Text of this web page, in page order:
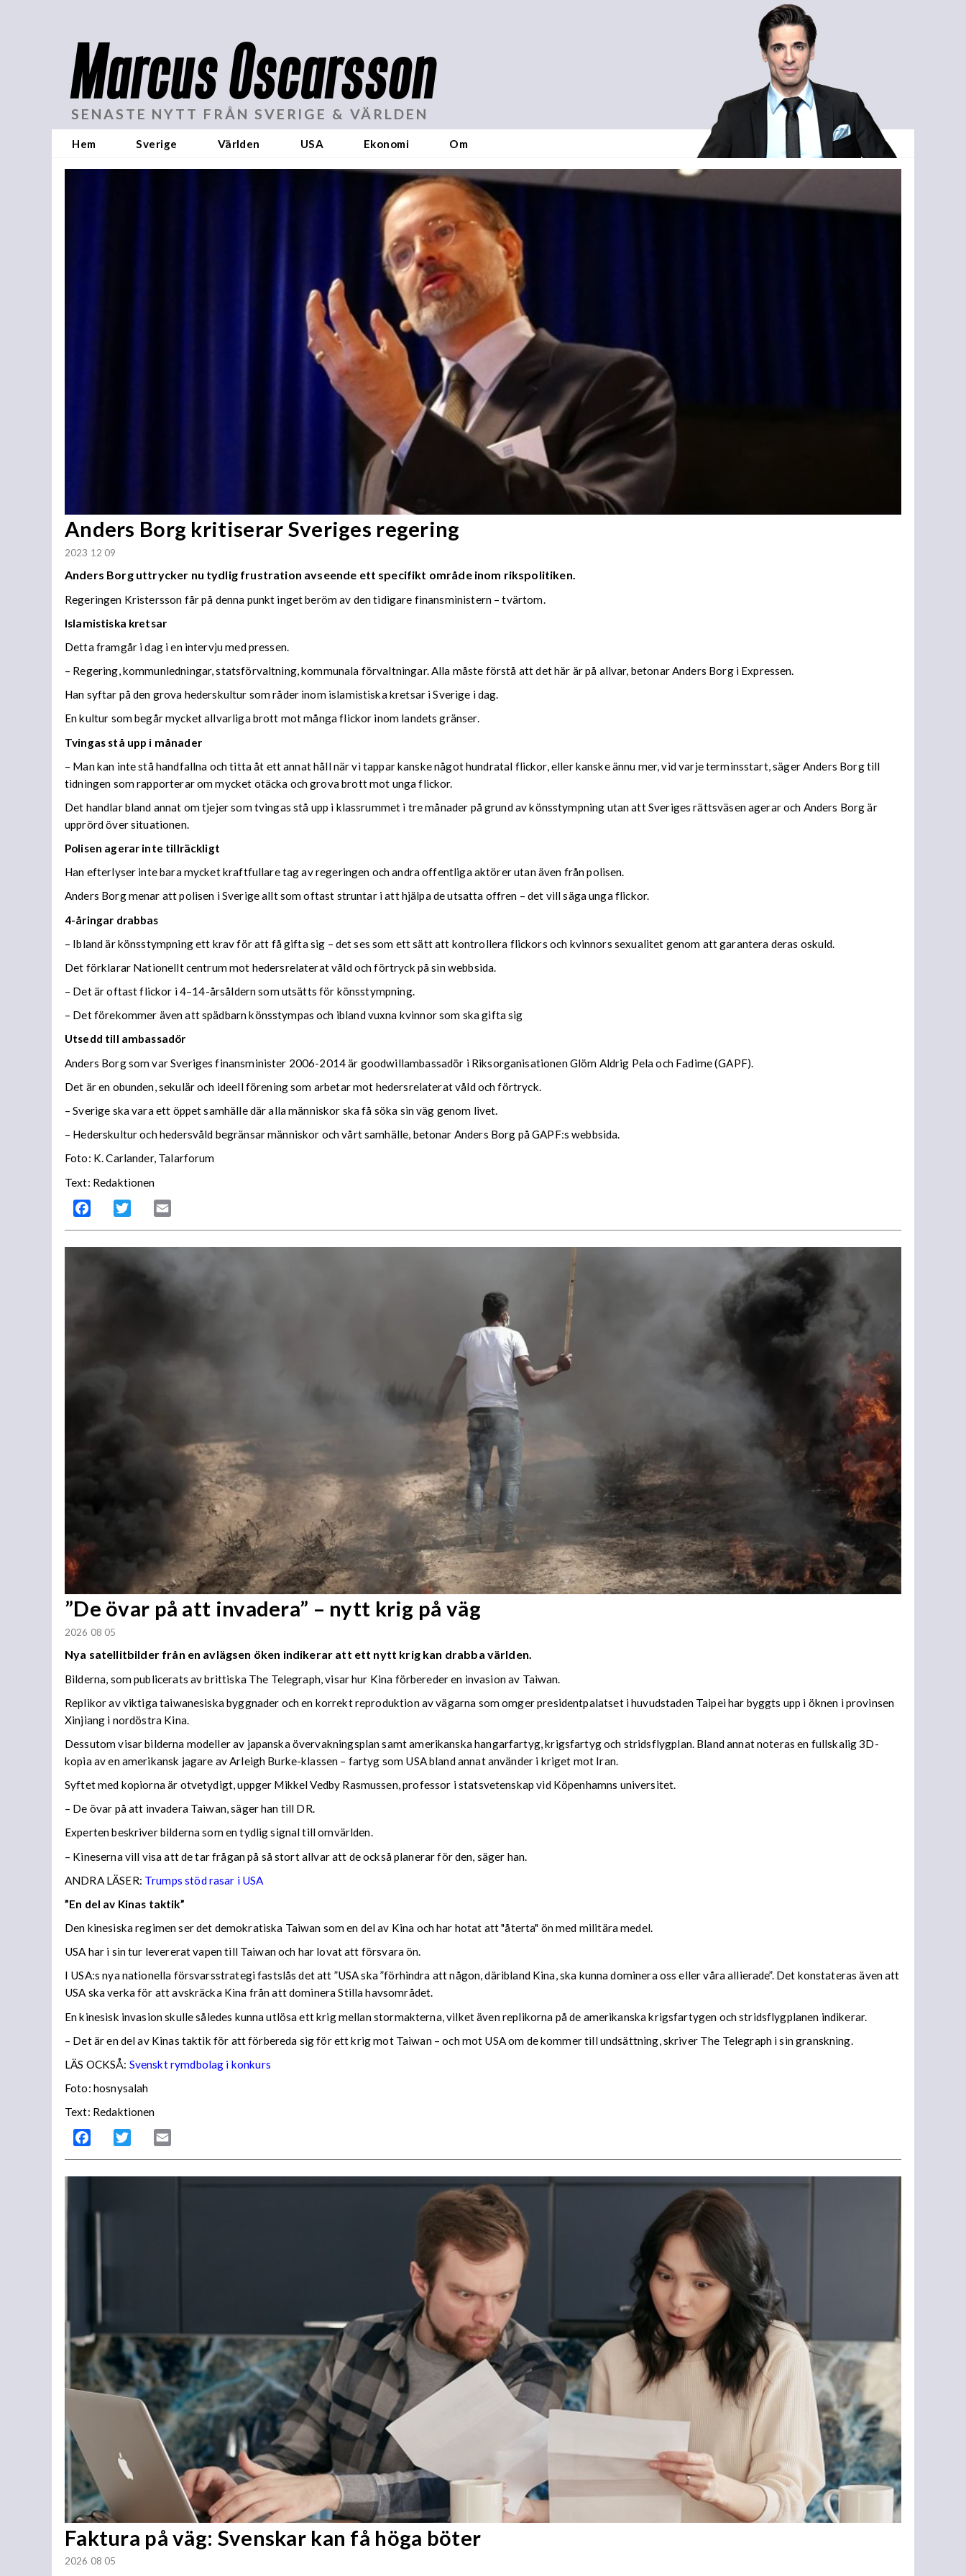
Marcus Oscarsson
SENASTE NYTT FRÅN SVERIGE & VÄRLDEN
Hem Sverige Världen USA Ekonomi Om
Anders Borg kritiserar Sveriges regering
2023 12 09
Anders Borg uttrycker nu tydlig frustration avseende ett specifikt område inom rikspolitiken.
Regeringen Kristersson får på denna punkt inget beröm av den tidigare finansministern – tvärtom.
Islamistiska kretsar
Detta framgår i dag i en intervju med pressen.
– Regering, kommunledningar, statsförvaltning, kommunala förvaltningar. Alla måste förstå att det här är på allvar, betonar Anders Borg i Expressen.
Han syftar på den grova hederskultur som råder inom islamistiska kretsar i Sverige i dag.
En kultur som begår mycket allvarliga brott mot många flickor inom landets gränser.
Tvingas stå upp i månader
– Man kan inte stå handfallna och titta åt ett annat håll när vi tappar kanske något hundratal flickor, eller kanske ännu mer, vid varje terminsstart, säger Anders Borg till
tidningen som rapporterar om mycket otäcka och grova brott mot unga flickor.
Det handlar bland annat om tjejer som tvingas stå upp i klassrummet i tre månader på grund av könsstympning utan att Sveriges rättsväsen agerar och Anders Borg är
upprörd över situationen.
Polisen agerar inte tillräckligt
Han efterlyser inte bara mycket kraftfullare tag av regeringen och andra offentliga aktörer utan även från polisen.
Anders Borg menar att polisen i Sverige allt som oftast struntar i att hjälpa de utsatta offren – det vill säga unga flickor.
4-åringar drabbas
– Ibland är könsstympning ett krav för att få gifta sig – det ses som ett sätt att kontrollera flickors och kvinnors sexualitet genom att garantera deras oskuld.
Det förklarar Nationellt centrum mot hedersrelaterat våld och förtryck på sin webbsida.
– Det är oftast flickor i 4–14-årsåldern som utsätts för könsstympning.
– Det förekommer även att spädbarn könsstympas och ibland vuxna kvinnor som ska gifta sig
Utsedd till ambassadör
Anders Borg som var Sveriges finansminister 2006-2014 är goodwillambassadör i Riksorganisationen Glöm Aldrig Pela och Fadime (GAPF).
Det är en obunden, sekulär och ideell förening som arbetar mot hedersrelaterat våld och förtryck.
– Sverige ska vara ett öppet samhälle där alla människor ska få söka sin väg genom livet.
– Hederskultur och hedersvåld begränsar människor och vårt samhälle, betonar Anders Borg på GAPF:s webbsida.
Foto: K. Carlander, Talarforum
Text: Redaktionen
Facebook Twitter
”De övar på att invadera” – nytt krig på väg
2026 08 05
Nya satellitbilder från en avlägsen öken indikerar att ett nytt krig kan drabba världen.
Bilderna, som publicerats av brittiska The Telegraph, visar hur Kina förbereder en invasion av Taiwan.
Replikor av viktiga taiwanesiska byggnader och en korrekt reproduktion av vägarna som omger presidentpalatset i huvudstaden Taipei har byggts upp i öknen i provinsen
Xinjiang i nordöstra Kina.
Dessutom visar bilderna modeller av japanska övervakningsplan samt amerikanska hangarfartyg, krigsfartyg och stridsflygplan. Bland annat noteras en fullskalig 3D-
kopia av en amerikansk jagare av Arleigh Burke-klassen – fartyg som USA bland annat använder i kriget mot Iran.
Syftet med kopiorna är otvetydigt, uppger Mikkel Vedby Rasmussen, professor i statsvetenskap vid Köpenhamns universitet.
– De övar på att invadera Taiwan, säger han till DR.
Experten beskriver bilderna som en tydlig signal till omvärlden.
– Kineserna vill visa att de tar frågan på så stort allvar att de också planerar för den, säger han.
ANDRA LÄSER: Trumps stöd rasar i USA
”En del av Kinas taktik”
Den kinesiska regimen ser det demokratiska Taiwan som en del av Kina och har hotat att "återta" ön med militära medel.
USA har i sin tur levererat vapen till Taiwan och har lovat att försvara ön.
I USA:s nya nationella försvarsstrategi fastslås det att ”USA ska ”förhindra att någon, däribland Kina, ska kunna dominera oss eller våra allierade”. Det konstateras även att
USA ska verka för att avskräcka Kina från att dominera Stilla havsområdet.
En kinesisk invasion skulle således kunna utlösa ett krig mellan stormakterna, vilket även replikorna på de amerikanska krigsfartygen och stridsflygplanen indikerar.
– Det är en del av Kinas taktik för att förbereda sig för ett krig mot Taiwan – och mot USA om de kommer till undsättning, skriver The Telegraph i sin granskning.
LÄS OCKSÅ: Svenskt rymdbolag i konkurs
Foto: hosnysalah
Text: Redaktionen
Facebook Twitter
Faktura på väg: Svenskar kan få höga böter
2026 08 05